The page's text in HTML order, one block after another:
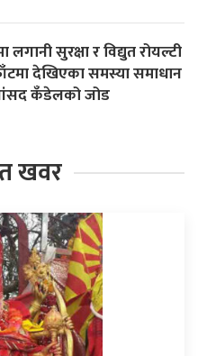
लगानी सुरक्षा र विद्युत रोयल्टी
देखिएका समस्या समाधान
कँडेलको जोड
खवर